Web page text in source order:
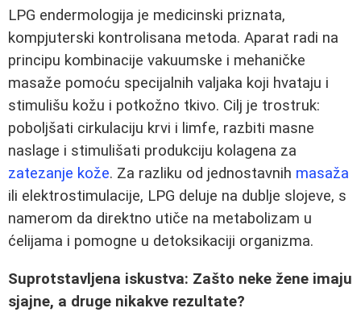
LPG endermologija je medicinski priznata,
kompjuterski kontrolisana metoda. Aparat radi na
principu kombinacije vakuumske i mehaničke
masaže pomoću specijalnih valjaka koji hvataju i
stimulišu kožu i potkožno tkivo. Cilj je trostruk:
poboljšati cirkulaciju krvi i limfe, razbiti masne
naslage i stimulišati produkciju kolagena za
zatezanje kože. Za razliku od jednostavnih masaža
ili elektrostimulacije, LPG deluje na dublje slojeve, s
namerom da direktno utiče na metabolizam u
ćelijama i pomogne u detoksikaciji organizma.
Suprotstavljena iskustva: Zašto neke žene imaju
sjajne, a druge nikakve rezultate?